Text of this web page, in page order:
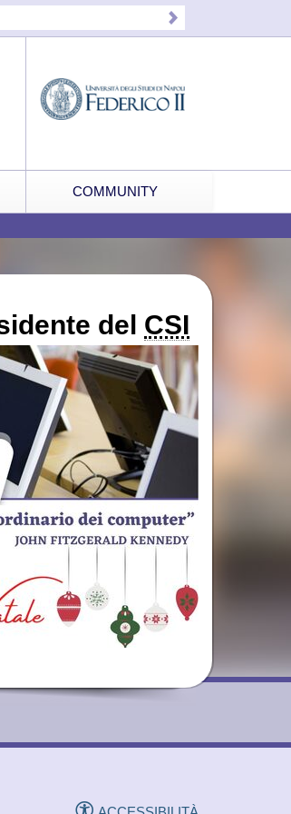
COMMUNITY
del CSI